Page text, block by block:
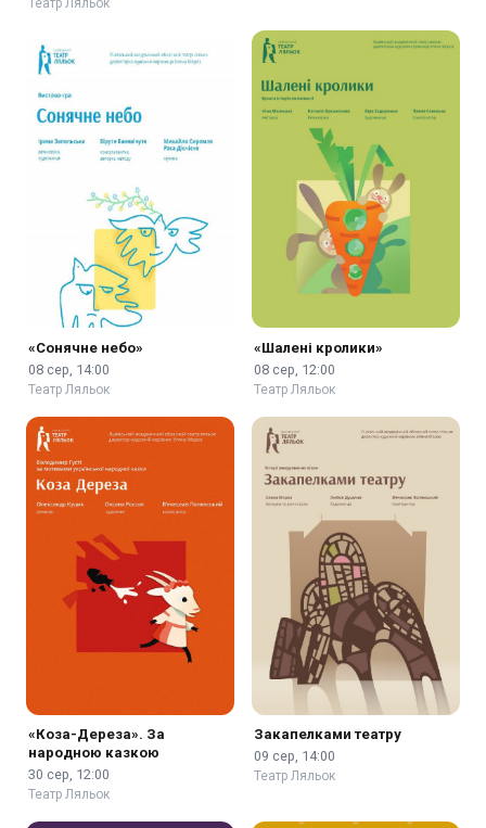
Театр Ляльок
«Сонячне небо»
08 сер, 14:00
Театр Ляльок
«Шалені кролики»
08 сер, 12:00
Театр Ляльок
«Коза-Дереза». За
народною казкою
30 сер, 12:00
Театр Ляльок
Закапелками театру
09 сер, 14:00
Театр Ляльок